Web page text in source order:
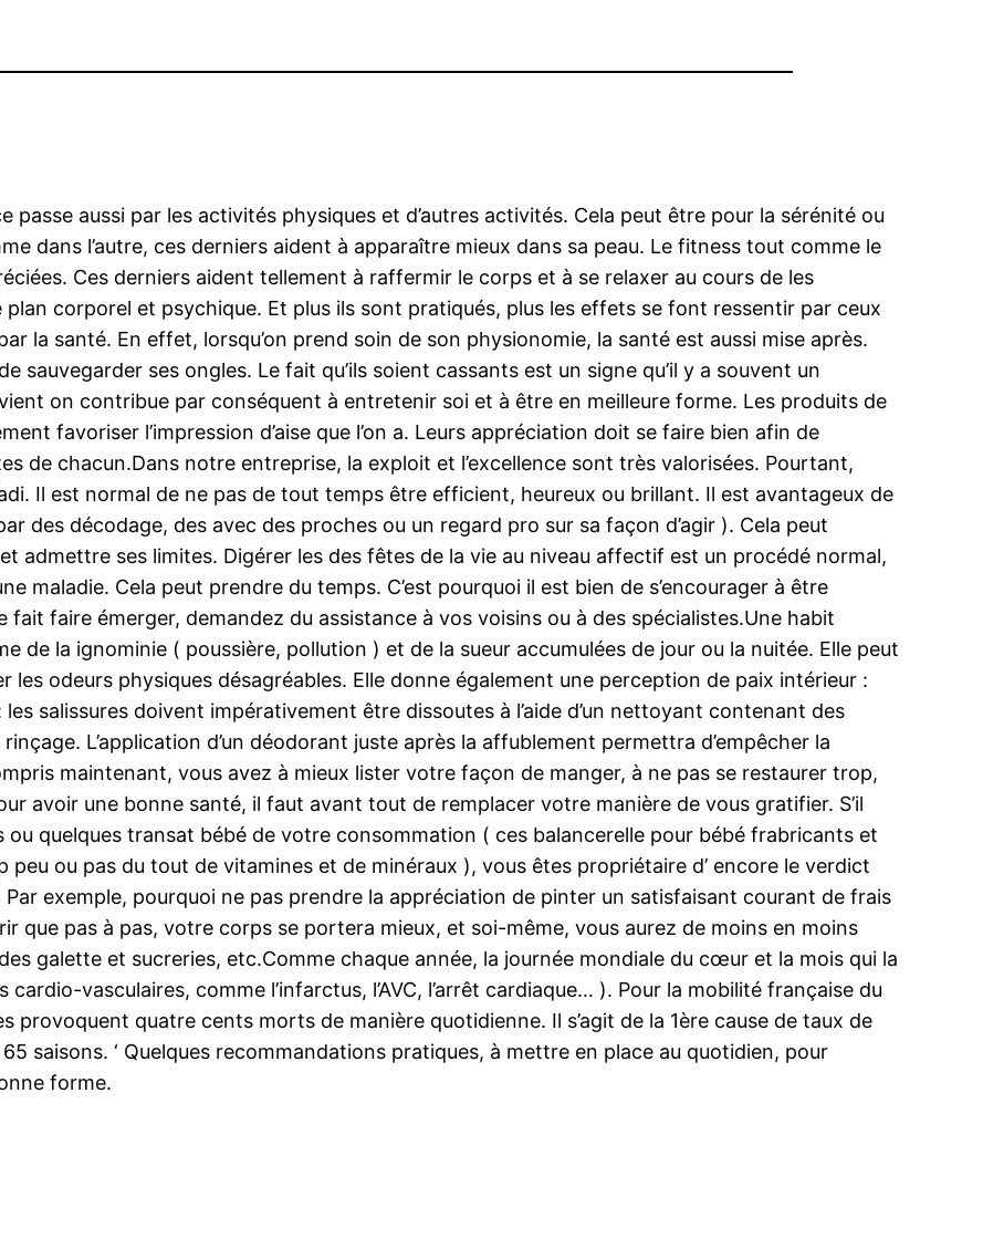
passe aussi par les activités physiques et d’autres activités. Cela peut être pour la sérénité ou
dans l’autre, ces derniers aident à apparaître mieux dans sa peau. Le fitness tout comme le
Ces derniers aident tellement à raffermir le corps et à se relaxer au cours de les
corporel et psychique. Et plus ils sont pratiqués, plus les effets se font ressentir par ceux
la santé. En effet, lorsqu’on prend soin de son physionomie, la santé est aussi mise après.
sauvegarder ses ongles. Le fait qu’ils soient cassants est un signe qu’il y a souvent un
on contribue par conséquent à entretenir soi et à être en meilleure forme. Les produits de
favoriser l’impression d’aise que l’on a. Leurs appréciation doit se faire bien afin de
de chacun.Dans notre entreprise, la exploit et l’excellence sont très valorisées. Pourtant,
Il est normal de ne pas de tout temps être efficient, heureux ou brillant. Il est avantageux de
des décodage, des avec des proches ou un regard pro sur sa façon d’agir ). Cela peut
admettre ses limites. Digérer les des fêtes de la vie au niveau affectif est un procédé normal,
maladie. Cela peut prendre du temps. C’est pourquoi il est bien de s’encourager à être
fait faire émerger, demandez du assistance à vos voisins ou à des spécialistes.Une habit
de la ignominie ( poussière, pollution ) et de la sueur accumulées de jour ou la nuitée. Elle peut
les odeurs physiques désagréables. Elle donne également une perception de paix intérieur :
salissures doivent impérativement être dissoutes à l’aide d’un nettoyant contenant des
L’application d’un déodorant juste après la affublement permettra d’empêcher la
maintenant, vous avez à mieux lister votre façon de manger, à ne pas se restaurer trop,
avoir une bonne santé, il faut avant tout de remplacer votre manière de vous gratifier. S’il
ou quelques transat bébé de votre consommation ( ces balancerelle pour bébé frabricants et
ou pas du tout de vitamines et de minéraux ), vous êtes propriétaire d’ encore le verdict
exemple, pourquoi ne pas prendre la appréciation de pinter un satisfaisant courant de frais
que pas à pas, votre corps se portera mieux, et soi-même, vous aurez de moins en moins
galette et sucreries, etc.Comme chaque année, la journée mondiale du cœur et la mois qui la
vasculaires, comme l’infarctus, l’AVC, l’arrêt cardiaque… ). Pour la mobilité française du
provoquent quatre cents morts de manière quotidienne. Il s’agit de la 1ère cause de taux de
saisons. ‘ Quelques recommandations pratiques, à mettre en place au quotidien, pour
forme.